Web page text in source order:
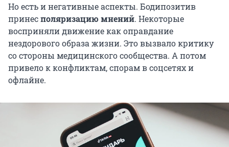
Но есть и негативные аспекты. Бодипозитив
принесполяризацию мнений. Некоторые
восприняли движение как оправдание
нездорового образа жизни. Это вызвало критику
со стороны медицинского сообщества. А потом
привело к конфликтам, спорам в соцсетях и
офлайне.